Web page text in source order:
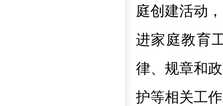
庭创建活动
进家庭教育
律、规章和
护等相关工